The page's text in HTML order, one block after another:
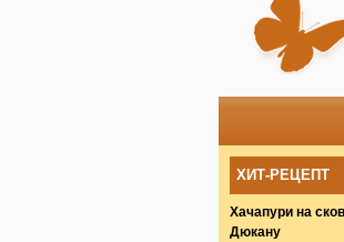
ХИТ-РЕЦЕПТ
Хачапури на
Дюкану